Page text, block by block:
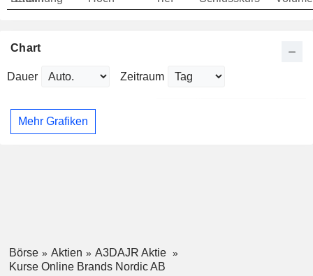
Chart
Dauer Zeitraum
Mehr Grafiken
Börse Aktien
A3DAJR Aktie
Kurse Online Brands Nordic AB